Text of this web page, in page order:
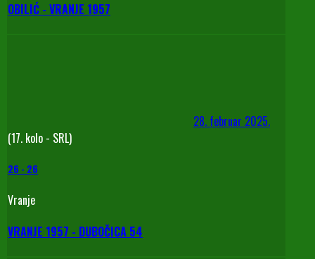
OBILIĆ - VRANJE 1957
28. februar 2025.
(17. kolo - SRL)
26 - 26
Vranje
VRANJE 1957 - DUBOČICA 54